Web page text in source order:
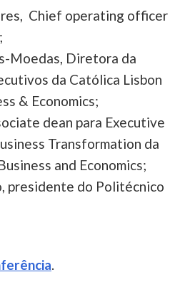
Chief operating officer
Moedas, Diretora da
da Católica Lisbon
& Economics;
dean para Executive
Transformation da
and Economics;
presidente do Politécnico
.